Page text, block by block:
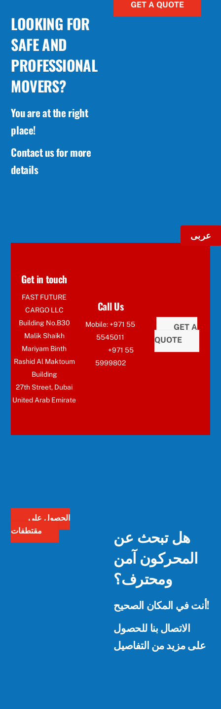
LOOKING FOR
SAFE AND
PROFESSIONAL
MOVERS?
You are at the right
place!
Contact us for more
details
GET A QUOTE
Get in touch
FAST FUTURE
CARGO LLC
Building No.B30
Malik Shaikh
Mariyam Binth
Rashid Al Maktoum
Building
27th Street, Dubai
United Arab Emirate
Call Us
Mobile: +971 55
5545011
+971 55
5999802
GET A
QUOTE
الحصول على
مقتطفات
هل تبحث عن
المحركون آمن
ومحترف؟
أنت في المكان الصحيح!
الاتصال بنا للحصول
على مزيد من التفاصيل
عربى